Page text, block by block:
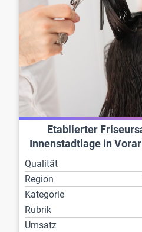
Etablierter
Innenstadtlage in
Qualität
Region
Kategorie
Rubrik
Umsatz